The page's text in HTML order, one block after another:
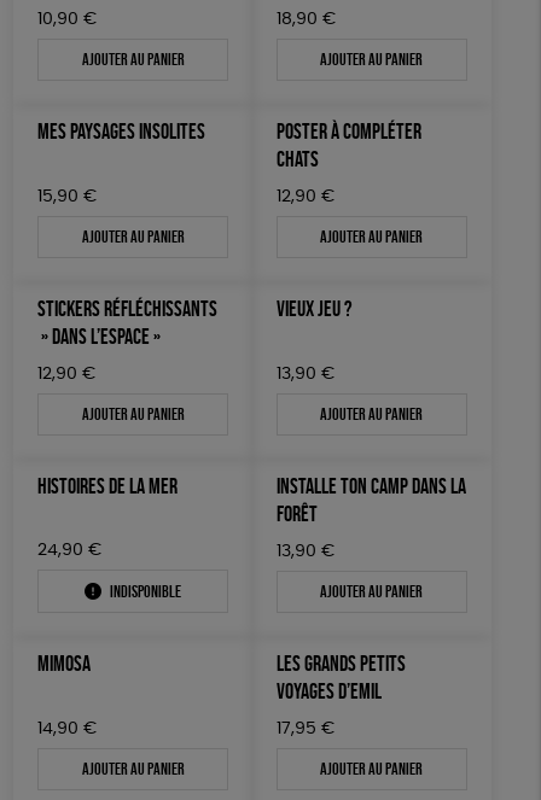
10,90 €
Ajouter au panier
18,90 €
Ajouter au panier
MES PAYSAGES INSOLITES
15,90 €
Ajouter au panier
POSTER À COMPLÉTER
CHATS
12,90 €
Ajouter au panier
STICKERS RÉFLÉCHISSANTS
» DANS L’ESPACE »
12,90 €
Ajouter au panier
VIEUX JEU ?
13,90 €
Ajouter au panier
HISTOIRES DE LA MER
24,90 €
Indisponible
INSTALLE TON CAMP DANS LA
FORÊT
13,90 €
Ajouter au panier
MIMOSA
14,90 €
Ajouter au panier
LES GRANDS PETITS
VOYAGES D’EMIL
17,95 €
Ajouter au panier